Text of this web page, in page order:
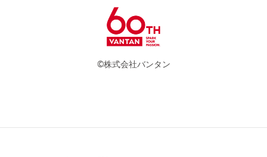
©株式会社バンタン